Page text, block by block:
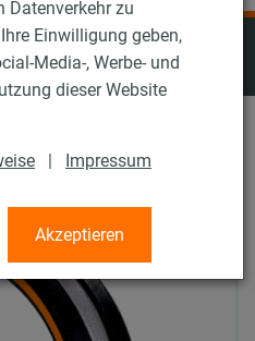
Datenverkehr zu
Einwilligung geben,
Media-, Werbe- und
dieser Website
| Impressum
Akzeptieren
für die